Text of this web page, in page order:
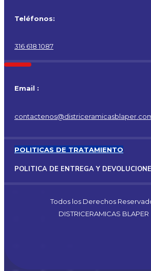
Teléfonos:
316 618 1087
Email :
POLITICAS DE TRATAMIENTO
POLITICA DE ENTREGA Y
Todos los Derechos
DISTRICERAMICAS BLAPER